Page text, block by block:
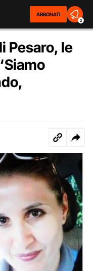
ABBONATI
2
Pesaro, le